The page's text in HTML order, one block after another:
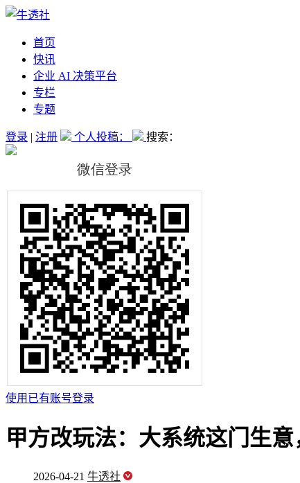
首页
快讯
企业 AI 决策平台
专栏
专题
登录 | 注册 个人投稿： 搜索：
使用已有账号登录
甲方改玩法：大系统这门生
2026-04-21 牛透社